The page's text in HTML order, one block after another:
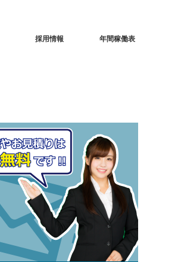
採用情報 年間稼働表